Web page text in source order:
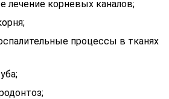
лечение корневых каналов;
процессы в тканях